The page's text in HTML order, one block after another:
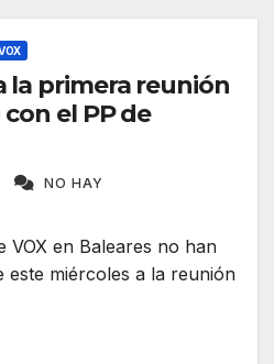
la primera reunión
el PP de
NO HAY
VOX en Baleares no han
este miércoles a la reunión